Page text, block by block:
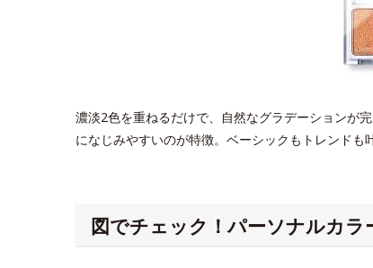
濃淡2色を重ねるだけで、自然なグラデーションが
になじみやすいのが特徴。ベーシックもトレンドも
図でチェック！パーソナルカ